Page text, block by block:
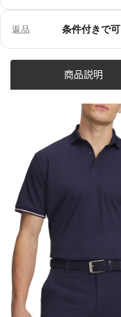
返品 条件付きで可
商品説明